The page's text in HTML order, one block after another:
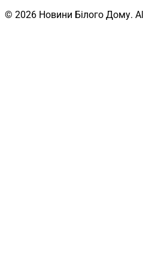
© 2026 Новини Білого Дому.